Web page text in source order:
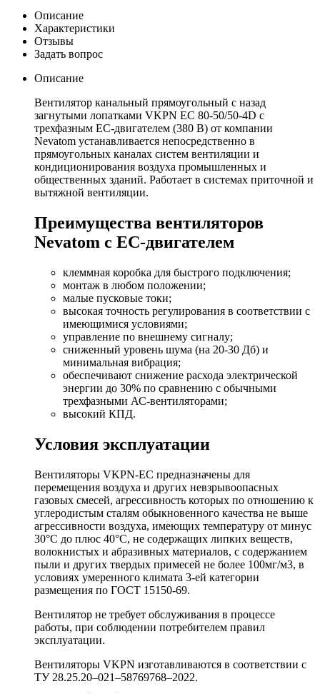
Описание
Характеристики
Отзывы
Задать вопрос
Описание
Вентилятор канальный прямоугольный с назад
загнутыми лопатками VKPN EС 80-50/50-4D с
трехфазным EC-двигателем (380 В) от компании
Nevatom устанавливается непосредственно в
прямоугольных каналах систем вентиляции и
кондиционирования воздуха промышленных и
общественных зданий. Работает в системах приточной и
вытяжной вентиляции.
Преимущества вентиляторов
Nevatom с EC-двигателем
клеммная коробка для быстрого подключения;
монтаж в любом положении;
малые пусковые токи;
высокая точность регулирования в соответствии с
имеющимися условиями;
управление по внешнему сигналу;
сниженный уровень шума (на 20-30 Дб) и
минимальная вибрация;
обеспечивают снижение расхода электрической
энергии до 30% по сравнению с обычными
трехфазными АС-вентиляторами;
высокий КПД.
Условия эксплуатации
Вентиляторы VKPN-EC предназначены для
перемещения воздуха и других невзрывоопасных
газовых смесей, агрессивность которых по отношению к
углеродистым сталям обыкновенного качества не выше
агрессивности воздуха, имеющих температуру от минус
30°С до плюс 40°С, не содержащих липких веществ,
волокнистых и абразивных материалов, с содержанием
пыли и других твердых примесей не более 100мг/м3, в
условиях умеренного климата 3-ей категории
размещения по ГОСТ 15150-69.
Вентилятор не требует обслуживания в процессе
работы, при соблюдении потребителем правил
эксплуатации.
Вентиляторы VKPN изготавливаются в соответствии с
ТУ 28.25.20–021–58769768–2022.